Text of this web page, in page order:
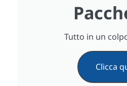
Tutto in un
Clicca